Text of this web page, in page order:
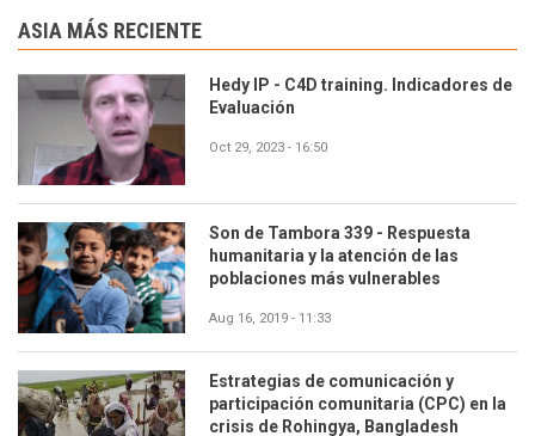
ASIA MÁS RECIENTE
Hedy IP - C4D training. Indicadores de
Evaluación
Oct 29, 2023 - 16:50
Son de Tambora 339 - Respuesta
humanitaria y la atención de las
poblaciones más vulnerables
Aug 16, 2019 - 11:33
Estrategias de comunicación y
participación comunitaria (CPC) en la
crisis de Rohingya, Bangladesh